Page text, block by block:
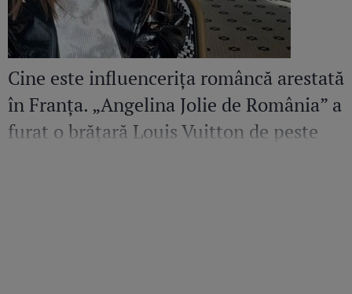
Cine este influencerița româncă arestată
în Franța. „Angelina Jolie de România” a
furat o brățară Louis Vuitton de peste